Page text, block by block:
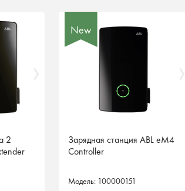
2
2
New
Зарядная станция ABL eM4
Controller
Модель: 100000151
New
Зарядная станция ABL eM4
Controller
Модель: 100000151